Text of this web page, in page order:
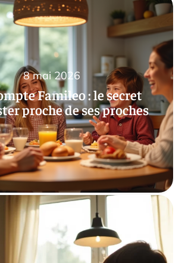
Famileo : le secret
proche de ses proches
8 mai 2026